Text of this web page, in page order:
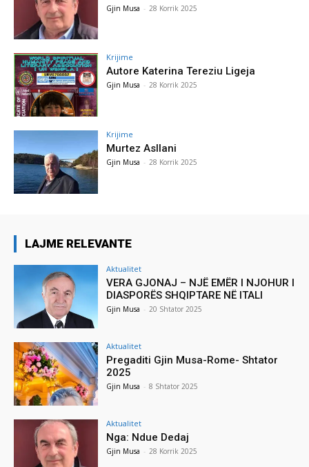
Gjin Musa - 28 Korrik 2025
Krijime
Autore Katerina Tereziu Ligeja
Gjin Musa - 28 Korrik 2025
Krijime
Murtez Asllani
Gjin Musa - 28 Korrik 2025
LAJME RELEVANTE
Aktualitet
VERA GJONAJ – NJË EMËR I NJOHUR I
DIASPORËS SHQIPTARE NË ITALI
Gjin Musa - 20 Shtator 2025
Aktualitet
Pregaditi Gjin Musa-Rome- Shtator
2025
Gjin Musa - 8 Shtator 2025
Aktualitet
Nga: Ndue Dedaj
Gjin Musa - 28 Korrik 2025